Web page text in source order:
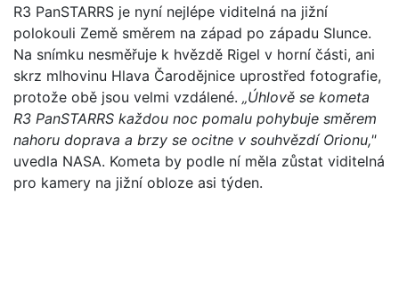
R3 PanSTARRS je nyní nejlépe viditelná na jižní
polokouli Země směrem na západ po západu Slunce.
Na snímku nesměřuje k hvězdě Rigel v horní části, ani
skrz mlhovinu Hlava Čarodějnice uprostřed fotografie,
protože obě jsou velmi vzdálené. „Úhlově se kometa
R3 PanSTARRS každou noc pomalu pohybuje směrem
nahoru doprava a brzy se ocitne v souhvězdí Orionu,"
uvedla NASA. Kometa by podle ní měla zůstat viditelná
pro kamery na jižní obloze asi týden.